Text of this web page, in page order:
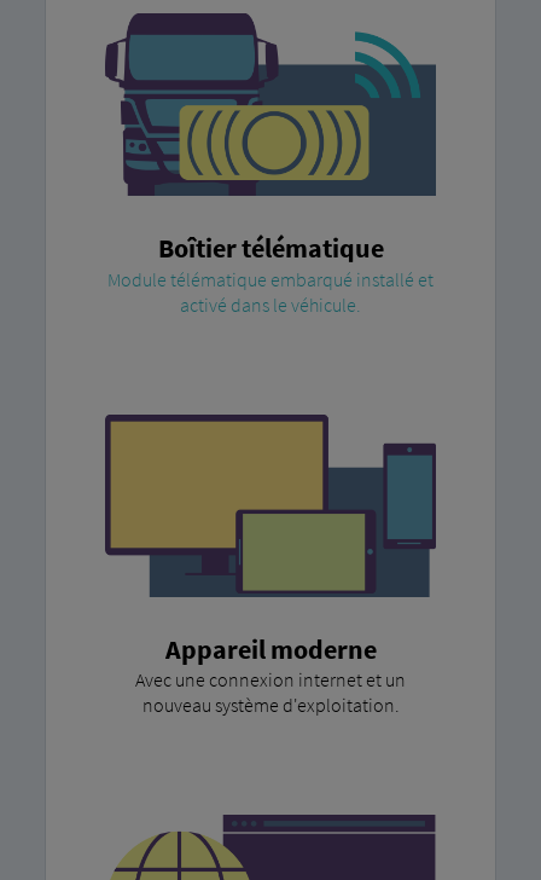
Boîtier télématique
Module télématique embarqué installé et
activé dans le véhicule.
Appareil moderne
Avec une connexion internet et un
nouveau système d'exploitation.